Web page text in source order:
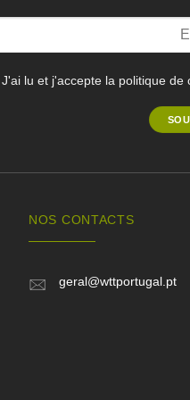
J'ai lu et j'accepte la politique de
NOS CONTACTS
geral@wttportugal.pt